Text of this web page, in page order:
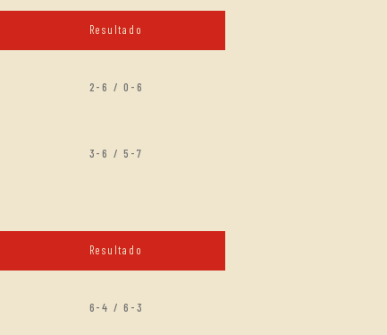
Resultado
2-6 / 0-6
3-6 / 5-7
Resultado
6-4 / 6-3